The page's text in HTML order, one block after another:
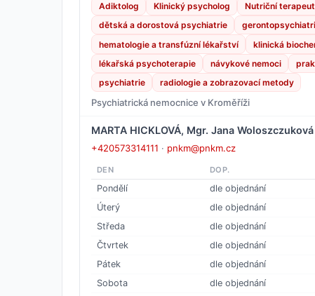
Adiktolog Klinický psycholog
Nutriční terapeut
dětská a dorostová psychiatrie
hematologie a transfúzní lékařství
klinická
lékařská psychoterapie
návykové nemoci
psychiatrie
radiologie a zobrazovací metody
Psychiatrická nemocnice v Kroměříži
MARTA HICKLOVÁ, Mgr. Jana Woloszczuková
+420573314111 · pnkm@pnkm.cz
DEN DOP.
Pondělí
dle objednání
Úterý
dle objednání
Středa
dle objednání
Čtvrtek
dle objednání
Pátek
dle objednání
Sobota
dle objednání